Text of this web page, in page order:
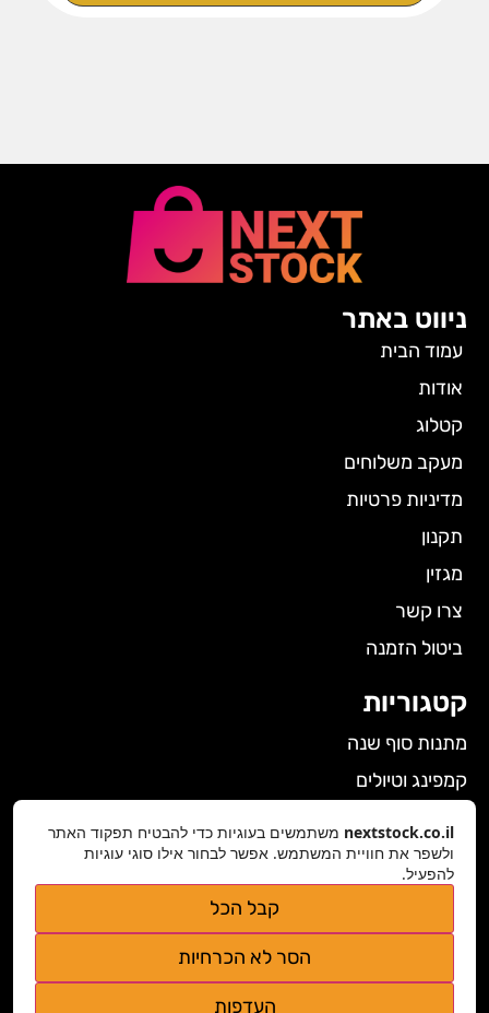
ניווט באתר
עמוד הבית
אודות
קטלוג
מעקב משלוחים
מדיניות פרטיות
תקנון
מגזין
צרו קשר
ביטול הזמנה
קטגוריות
מתנות סוף שנה
קמפינג וטיולים
גאדג'טים
nextstock.co.il@gmail.com
נגישות אתר
nextstock.co.il משתמשים בעוגיות כדי להבטיח תפקוד האתר
ולשפר את חוויית המשתמש. אפשר לבחור אילו סוגי עוגיות
להפעיל.
קבל הכל
הסר לא הכרחיות
העדפות